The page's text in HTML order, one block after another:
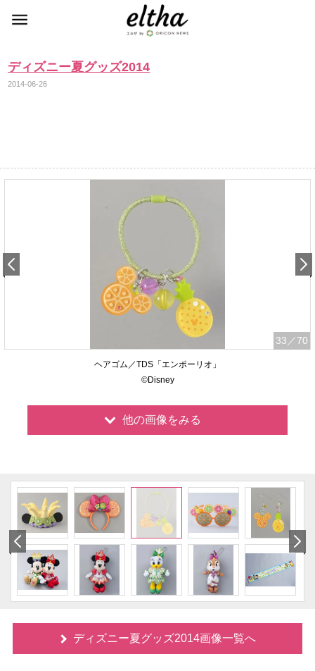
ディズニー夏グッズ2014
2014-06-26
33 ／70
ヘアゴム／TDS「エンポーリオ」
©Disney
他の画像をみる
ディズニー夏グッズ2014画像一覧へ